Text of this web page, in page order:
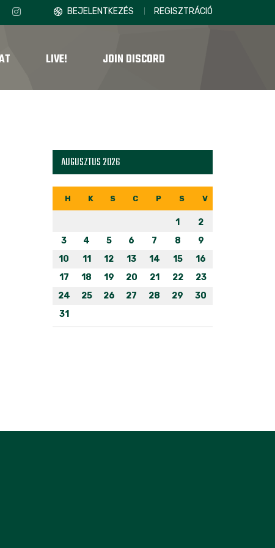
BEJELENTKEZÉS REGISZTRÁCIÓ
LIVE! JOIN DISCORD
AUGUSZTUS 2026
H K S C P S V
1
2
3
4 5 6 7 8
9
10
11 12 13 14 15
16
17
18 19 20 21 22
23
24
25 26 27 28 29
30
31